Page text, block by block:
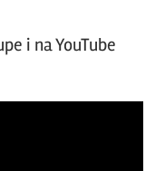
i na YouTube